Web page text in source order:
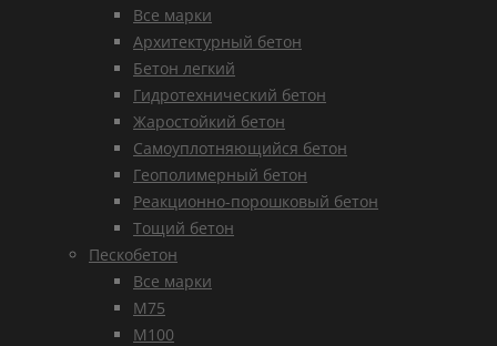
Все марки
Архитектурный бетон
Бетон легкий
Гидротехнический бетон
Жаростойкий бетон
Самоуплотняющийся бетон
Геополимерный бетон
Реакционно-порошковый бетон
Тощий бетон
Пескобетон
Все марки
М75
М100